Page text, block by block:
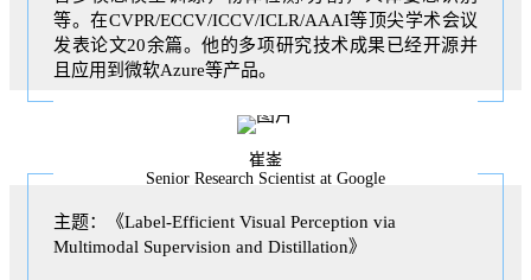
等。在CVPR/ECCV/ICCV/ICLR/AAAI等顶尖学术会议
发表论文20余篇。他的多项研究技术成果已经开源并
且应用到微软Azure等产品。
崔崟
Senior Research Scientist at Google
主题：《Label-Efficient Visual Perception via
Multimodal Supervision and Distillation》